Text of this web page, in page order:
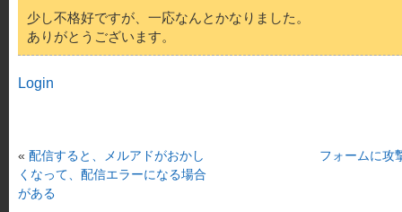
少し不格好ですが、一応なんとかなりました。
ありがとうございます。
Login
« 配信すると、メルアドがおかし
くなって、配信エラーになる場合
がある
フォームに攻